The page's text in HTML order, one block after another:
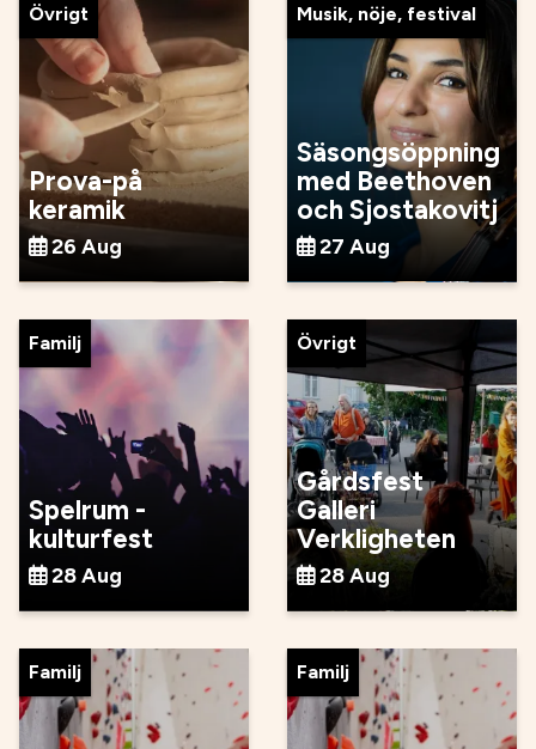
Övrigt
Prova-på
keramik
26 Aug
Musik, nöje, festival
Säsongsöppning
med Beethoven
och Sjostakovitj
27 Aug
Familj
Spelrum -
kulturfest
28 Aug
Övrigt
Gårdsfest
Galleri
Verkligheten
28 Aug
Familj Familj